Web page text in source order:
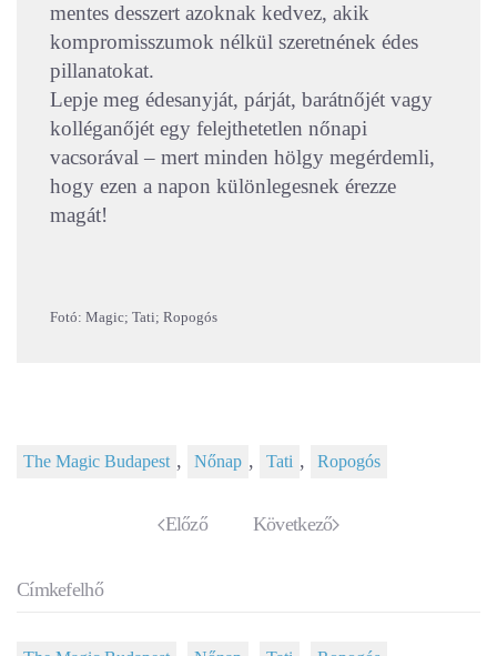
mentes desszert azoknak kedvez, akik
kompromisszumok nélkül szeretnének édes
pillanatokat.
Lepje meg édesanyját, párját, barátnőjét vagy
kolléganőjét egy felejthetetlen nőnapi
vacsorával – mert minden hölgy megérdemli,
hogy ezen a napon különlegesnek érezze
magát!
Fotó: Magic; Tati; Ropogós
The Magic Budapest , Nőnap , Tati , Ropogós
Előző Következő
Címkefelhő